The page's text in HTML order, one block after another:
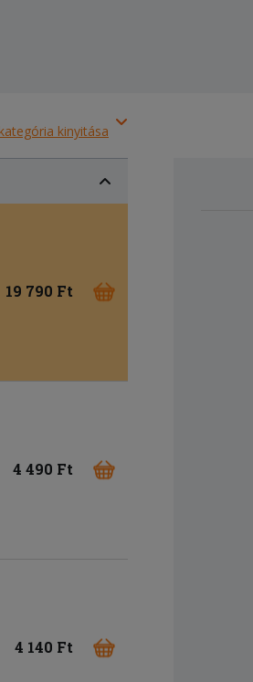
kinyitása
19 790 Ft
4 490 Ft
4 140 Ft